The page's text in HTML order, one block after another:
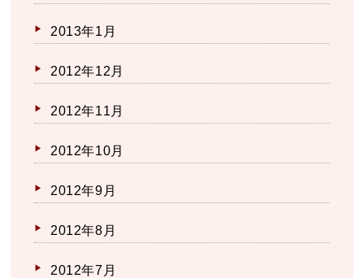
2013年1月
2012年12月
2012年11月
2012年10月
2012年9月
2012年8月
2012年7月